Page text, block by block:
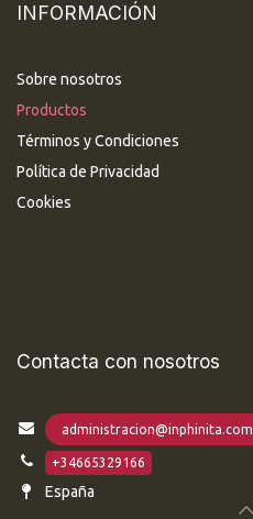
INFORMACIÓN
Sobre nosotros
Productos
Términos y Condiciones
Política de Privacidad
Cookies
Contacta con nosotros
administracion@inphinita.com
+34665329166
España